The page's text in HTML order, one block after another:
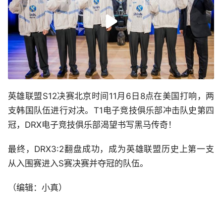
英雄联盟S12决赛北京时间11月6日8点在美国打响，两
支韩国队伍进行对决。T1电子竞技俱乐部冲击队史第四
冠，DRX电子竞技俱乐部渴望书写黑马传奇！
最终，DRX3:2翻盘成功，成为英雄联盟历史上第一支
从入围赛进入S赛决赛并夺冠的队伍。
（编辑：小真）